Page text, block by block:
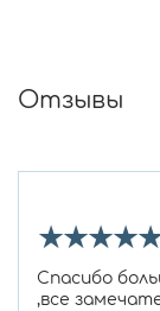
Отзывы
★★★★
Спасибо
,все